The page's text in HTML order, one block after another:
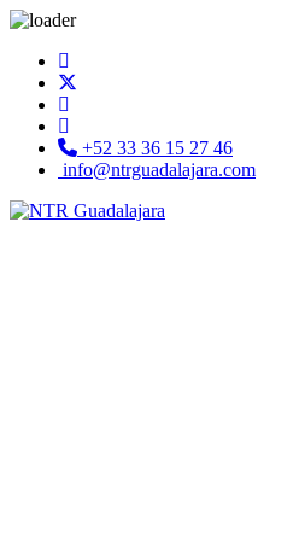
+52 33 36 15 27 46
info@ntrguadalajara.com